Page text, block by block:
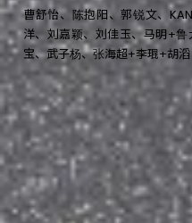
曹舒怡、陈抱阳、郭锐文、
洋、刘嘉颖、刘佳玉、马明+
宝、武子杨、张海超+李琨+胡滔